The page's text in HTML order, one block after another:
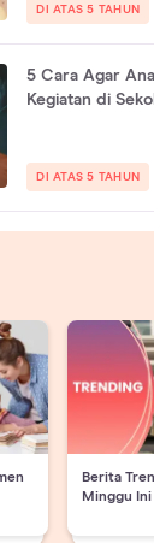
DI ATAS 5 TAHUN
5 Cara Agar
Kegiatan di
DI ATAS 5 TAHUN
Berita
Minggu Ini